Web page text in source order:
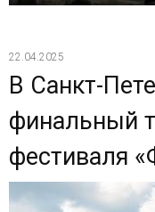
22.04.2025
В Санкт-
финальный
фестиваля